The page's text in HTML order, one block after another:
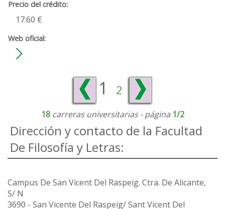
17.60 €
1 2
18carreras universitarias - página 1/2
Dirección y contacto de la Facultad
De Filosofía y Letras:
Campus De San Vicent Del Raspeig. Ctra. De Alicante,
S/ N
3690 - San Vicente Del Raspeig/ Sant Vicent Del